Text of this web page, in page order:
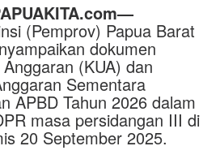
(Pemprov) Papua Barat
dokumen
(KUA) dan
Sementara
APBD Tahun 2026 dalam
masa persidangan III di
20 September 2025.